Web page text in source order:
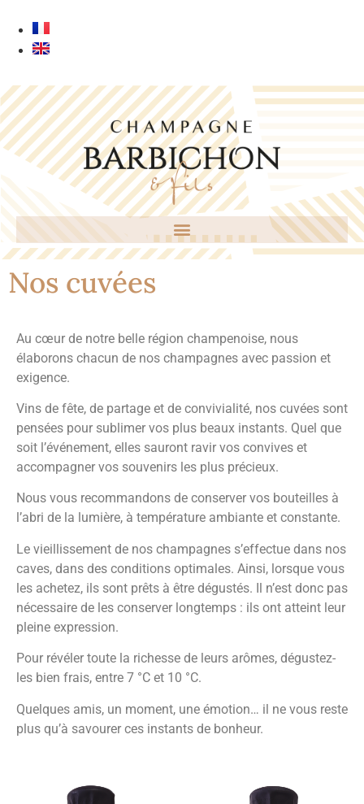
Nos cuvées
Au cœur de notre belle région champenoise, nous
élaborons chacun de nos champagnes avec passion et
exigence.
Vins de fête, de partage et de convivialité, nos cuvées sont
pensées pour sublimer vos plus beaux instants. Quel que
soit l’événement, elles sauront ravir vos convives et
accompagner vos souvenirs les plus précieux.
Nous vous recommandons de conserver vos bouteilles à
l’abri de la lumière, à température ambiante et constante.
Le vieillissement de nos champagnes s’effectue dans nos
caves, dans des conditions optimales. Ainsi, lorsque vous
les achetez, ils sont prêts à être dégustés. Il n’est donc pas
nécessaire de les conserver longtemps : ils ont atteint leur
pleine expression.
Pour révéler toute la richesse de leurs arômes, dégustez-
les bien frais, entre 7 °C et 10 °C.
Quelques amis, un moment, une émotion… il ne vous reste
plus qu’à savourer ces instants de bonheur.